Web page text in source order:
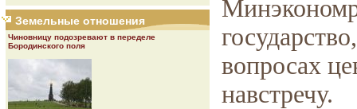
Земельные отношения
Чиновницу подозревают в переделе
Бородинского поля
вопросах
навстречу.